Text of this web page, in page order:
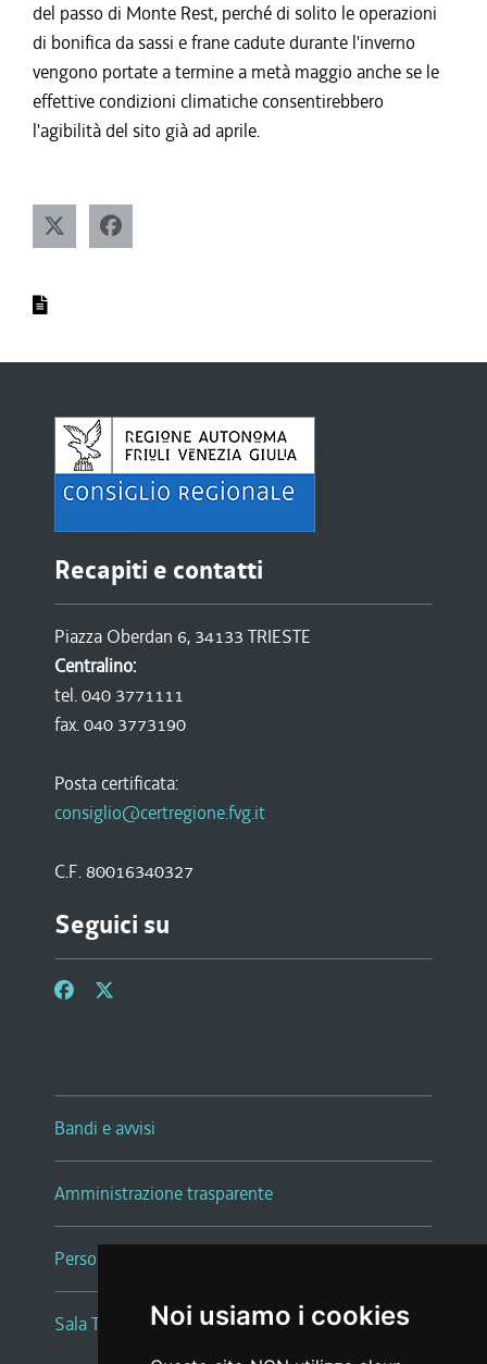
Noi usiamo i cookies
del passo di Monte Rest, perché di solito le operazioni
di bonifica da sassi e frane cadute durante l'inverno
vengono portate a termine a metà maggio anche se le
effettive condizioni climatiche consentirebbero
l'agibilità del sito già ad aprile.
Recapiti e contatti
Piazza Oberdan 6, 34133 TRIESTE
Centralino:
tel. 040 3771111
fax. 040 3773190
Posta certificata:
consiglio@certregione.fvg.it
C.F. 80016340327
Seguici su
Bandi e avvisi
Amministrazione trasparente
Persone e Uffici
Sala Tiziano Tessitori